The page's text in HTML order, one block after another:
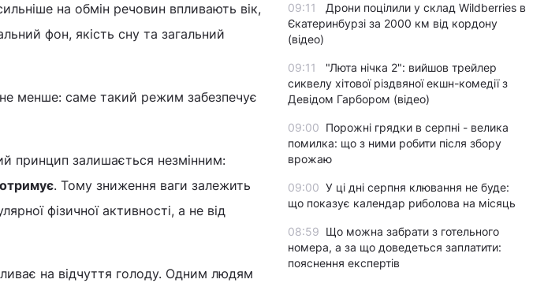
на обмін речовин впливають вік,
фон, якість сну та загальний
менше: саме такий режим забезпечує
принцип залишається незмінним:
. Тому зниження ваги залежить
фізичної активності, а не від
на відчуття голоду. Одним людям
09:11
Дрони поцілили у склад Wildberries в
Єкатеринбурзі за 2000 км від кордону
(відео)
09:11
"Люта нічка 2": вийшов трейлер
сиквелу хітової різдвяної екшн-комедії з
Девідом Гарбором (відео)
09:00 Порожні грядки в серпні - велика
помилка: що з ними робити після збору
врожаю
09:00 У ці дні серпня клювання не буде:
що показує календар риболова на місяць
08:59 Що можна забрати з готельного
номера, а за що доведеться заплатити:
пояснення експертів